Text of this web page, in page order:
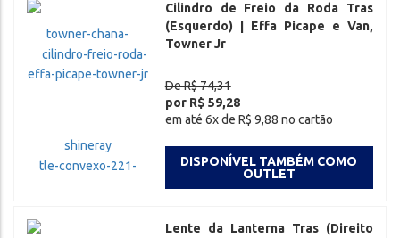
Cilindro de Freio da Roda Tras
(Esquerdo) | Effa Picape e Van,
Towner Jr
De R$ 74,31
por R$ 59,28
em até 6x de R$ 9,88 no cartão
DISPONÍVEL TAMBÉM COMO
OUTLET
Lente da Lanterna Tras (Direito